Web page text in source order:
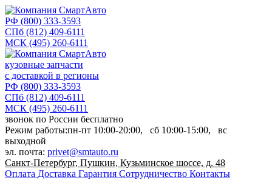
РФ (800) 333-3593
СПб (812) 409-6111
МСК (495) 260-6111
кузовные запчасти
с доставкой в регионы
РФ (800) 333-3593
СПб (812) 409-6111
МСК (495) 260-6111
звонок по России бесплатно
Режим работы:пн-пт 10:00-20:00, сб 10:00-15:00, вс
выходной
эл. почта: privet@smtauto.ru
Санкт-Петербург, Пушкин, Кузьминское шоссе, д. 48
Оплата Доставка Гарантия Сотрудничество Контакты